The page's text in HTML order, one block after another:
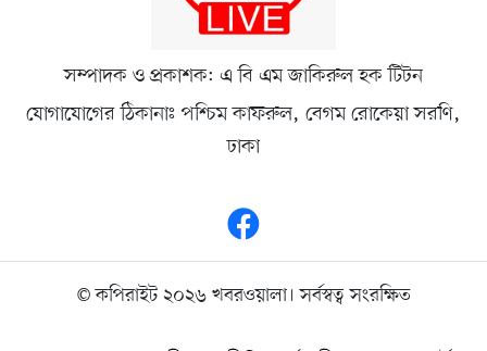
সম্পাদক ও প্রকাশক: এ বি এম জাকিরুল হক টিটন
যোগাযোগের ঠিকানাঃ পশ্চিম কাফরুল, বেগম রোকেয়া সরণি,
ঢাকা
© কপিরাইট ২০২৬ খবরওয়ালা। সর্বস্বত্ব সংরক্ষিত